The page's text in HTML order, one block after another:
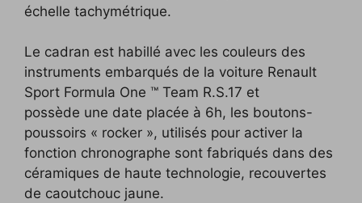
échelle tachymétrique.
Le cadran est habillé avec les couleurs des
instruments embarqués de la voiture Renault
Sport Formula One ™ Team R.S.17 et
possède une date placée à 6h, les boutons-
poussoirs « rocker », utilisés pour activer la
fonction chronographe sont fabriqués dans des
céramiques de haute technologie, recouvertes
de caoutchouc jaune.